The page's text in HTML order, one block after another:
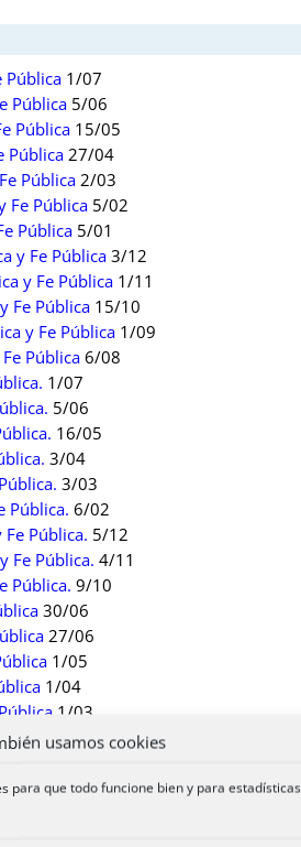
usamos cookies
para que todo funcione bien y para estadísticas
Pública 1/07
Pública 5/06
Pública 15/05
Pública27/04
Pública2/03
Fe Pública 5/02
Pública 5/01
y Fe Pública3/12
y Fe Pública 1/11
Fe Pública 15/10
y Fe Pública 1/09
Pública6/08
1/07
5/06
16/05
3/04
3/03
Pública. 6/02
Pública. 5/12
Fe Pública. 4/11
Pública. 9/10
30/06
27/06
1/05
1/04
1/03
Pública14/02
3/01
Pública